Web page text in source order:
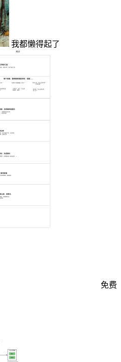
我都懒得起了
免费